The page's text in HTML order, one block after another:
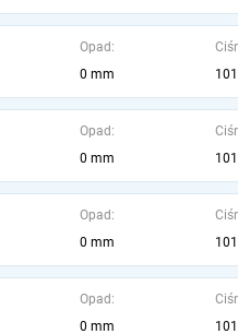
Opad:
0 mm
Opad:
0 mm
Opad:
0 mm
Opad:
0 mm